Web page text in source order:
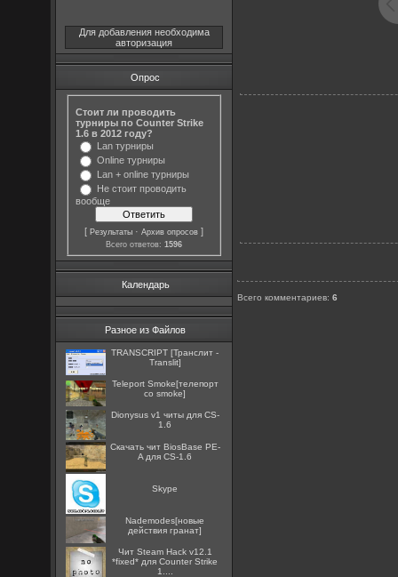
Для добавления необходима
авторизация
Опрос
Стоит ли проводить
турниры по Counter Strike
1.6 в 2012 году?
Lan турниры
Online турниры
Lan + online турниры
Не стоит проводить
вообще
[Результаты ·Архив опросов ]
Всего ответов:1596
Календарь
Разное из Файлов
TRANSCRIPT [Транслит -
Translit]
Teleport Smoke[телепорт
со smoke]
Dionysus v1 читы для CS-
1.6
Скачать чит BiosBase PE-
A для CS-1.6
Skype
Nademodes[новые
действия гранат]
Чит Steam Hack v12.1
*fixed* для Counter Strike
1....
Всего комментариев:6